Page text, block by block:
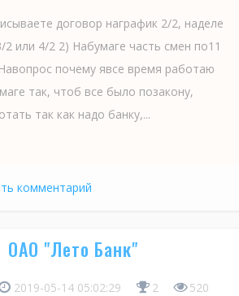
договор награфик 2/2, наделе
2 или 4/2 2) Набумаге часть смен по11
почему явсе время работаю
так, чтоб все было позакону,
так как надо банку,...
комментарий
ОАО "Лето Банк"
2019-05-14 05:02:29 2 520